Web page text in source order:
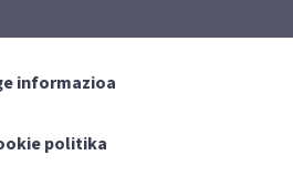
informazioa
politika